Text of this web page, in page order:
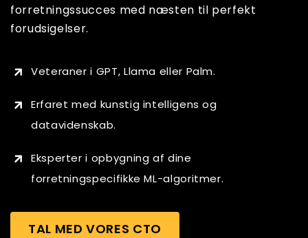
forretningssucces med næsten til perfekt
forudsigelser.
Veteraner i GPT, Llama eller Palm.
Erfaret med kunstig intelligens og
datavidenskab.
Eksperter i opbygning af dine
forretningspecifikke ML-algoritmer.
TAL MED VORES CTO